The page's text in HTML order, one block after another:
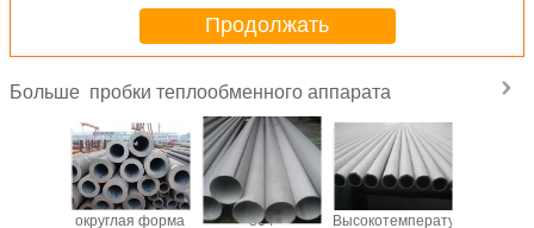
Продолжать
Больше пробки теплообменного аппарата
округлая форма 304 Высокотемпературное